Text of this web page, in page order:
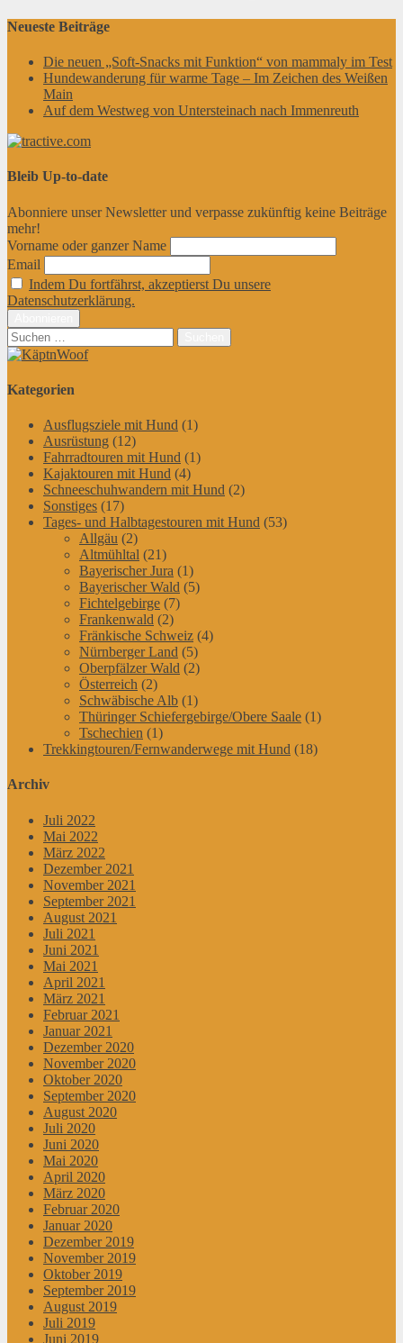
Neueste Beiträge
Die neuen „Soft-Snacks mit Funktion“ von mammaly im Test
Hundewanderung für warme Tage – Im Zeichen des Weißen
Main
Auf dem Westweg von Untersteinach nach Immenreuth
Bleib Up-to-date
Abonniere unser Newsletter und verpasse zukünftig keine Beiträge
mehr!
Vorname oder ganzer Name
Email
Indem Du fortfährst, akzeptierst Du unsere
Datenschutzerklärung.
Suchen
nach:
Kategorien
Ausflugsziele mit Hund (1)
Ausrüstung (12)
Fahrradtouren mit Hund (1)
Kajaktouren mit Hund (4)
Schneeschuhwandern mit Hund (2)
Sonstiges (17)
Tages- und Halbtagestouren mit Hund (53)
Allgäu (2)
Altmühltal (21)
Bayerischer Jura (1)
Bayerischer Wald (5)
Fichtelgebirge (7)
Frankenwald (2)
Fränkische Schweiz (4)
Nürnberger Land (5)
Oberpfälzer Wald (2)
Österreich (2)
Schwäbische Alb (1)
Thüringer Schiefergebirge/Obere Saale (1)
Tschechien (1)
Trekkingtouren/Fernwanderwege mit Hund (18)
Archiv
Juli 2022
Mai 2022
März 2022
Dezember 2021
November 2021
September 2021
August 2021
Juli 2021
Juni 2021
Mai 2021
April 2021
März 2021
Februar 2021
Januar 2021
Dezember 2020
November 2020
Oktober 2020
September 2020
August 2020
Juli 2020
Juni 2020
Mai 2020
April 2020
März 2020
Februar 2020
Januar 2020
Dezember 2019
November 2019
Oktober 2019
September 2019
August 2019
Juli 2019
Juni 2019